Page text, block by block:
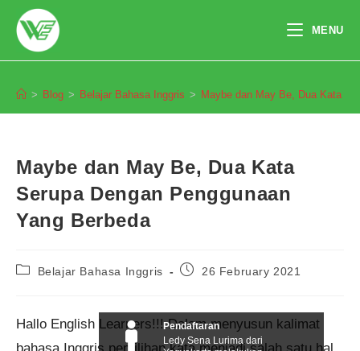
content
MENU
> Blog > Belajar Bahasa Inggris > Maybe dan May Be, Dua Kata
Maybe dan May Be, Dua Kata
Serupa Dengan Penggunaan
Yang Berbeda
PostBelajar Bahasa Inggris
Post26 February 2021
Hallo English Learners!!! Dalam menyusun kalimat
Pendaftaran
Ledy Sena Lurima dari